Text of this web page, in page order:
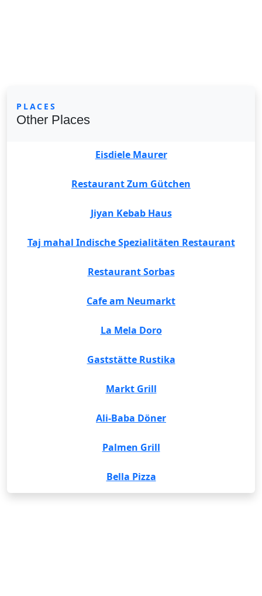
PLACES
Other Places
Eisdiele Maurer
Restaurant Zum Gütchen
Jiyan Kebab Haus
Taj mahal Indische Spezialitäten Restaurant
Restaurant Sorbas
Cafe am Neumarkt
La Mela Doro
Gaststätte Rustika
Markt Grill
Ali-Baba Döner
Palmen Grill
Bella Pizza